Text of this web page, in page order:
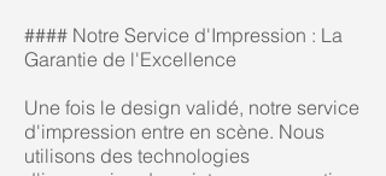
#### Notre Service d'Impression : La
Garantie de l'Excellence
Une fois le design validé, notre service
d'impression entre en scène. Nous
utilisons des technologies